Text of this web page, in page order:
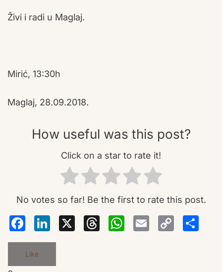
Živi i radi u Maglaj.
Mirić, 13:30h
Maglaj, 28.09.2018.
How useful was this post?
Click on a star to rate it!
No votes so far! Be the first to rate this post.
Facebook
LinkedIn
X Threads
Email
Like